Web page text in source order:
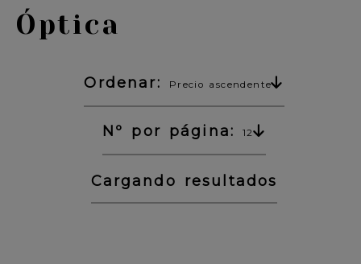
Óptica
Ordenar: Precio ascendente
Nº por página: 12
Cargando resultados